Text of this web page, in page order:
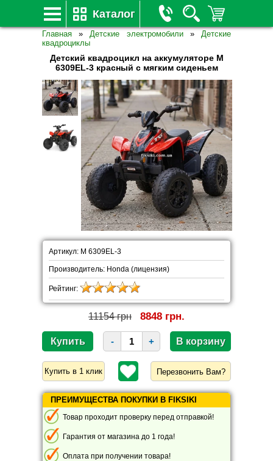
Каталог
Главная »Детские электромобили »Детские
квадроциклы
Детский квадроцикл на аккумуляторе M
6309EL-3 красный с мягким сиденьем
Артикул: M 6309EL-3
Производитель: Honda (лицензия)
Рейтинг:
11154 грн 8848 грн.
- +
Перезвонить Вам?
ПРЕИМУЩЕСТВА ПОКУПКИ В FIKSIKI
Товар проходит проверку перед отправкой!
Гарантия от магазина до 1 года!
Оплата при получении товара!